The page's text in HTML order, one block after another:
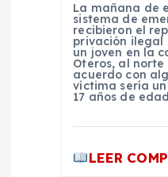
La mañana de
sistema de
recibieron el
privación
un joven en la
Oteros, al norte
acuerdo con
víctima sería
17 años de
LEER